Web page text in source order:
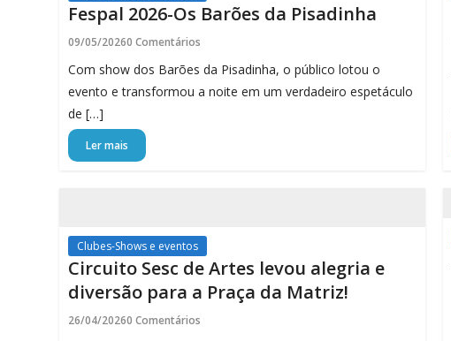
Fespal 2026-Os Barões da Pisadinha
09/05/20260 Comentários
Com show dos Barões da Pisadinha, o público lotou o
evento e transformou a noite em um verdadeiro espetáculo
de […]
Ler mais
Clubes-Shows e eventos
Circuito Sesc de Artes levou alegria e
diversão para a Praça da Matriz!
26/04/20260 Comentários